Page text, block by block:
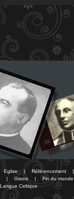
Eglise | Référencement |
| Gisors | Fin du monde
Celtique